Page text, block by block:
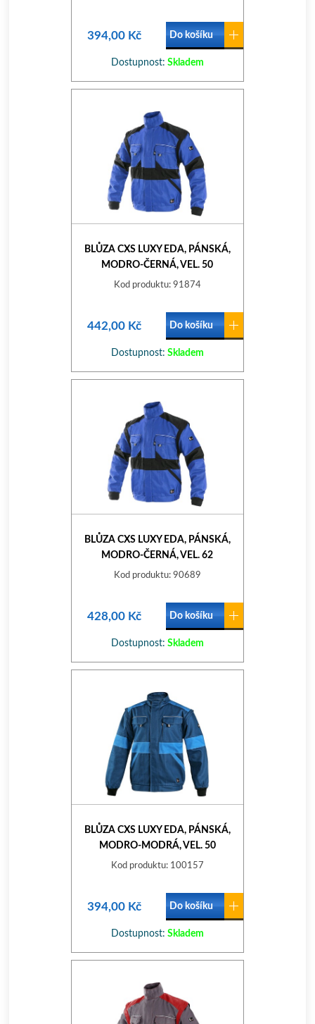
394,00 Kč Do košíku
Dostupnost: Skladem
BLŮZA CXS LUXY EDA, PÁNSKÁ,
MODRO-ČERNÁ, VEL. 50
Kod produktu: 91874
442,00 Kč Do košíku
Dostupnost: Skladem
BLŮZA CXS LUXY EDA, PÁNSKÁ,
MODRO-ČERNÁ, VEL. 62
Kod produktu: 90689
428,00 Kč Do košíku
Dostupnost: Skladem
BLŮZA CXS LUXY EDA, PÁNSKÁ,
MODRO-MODRÁ, VEL. 50
Kod produktu: 100157
394,00 Kč Do košíku
Dostupnost: Skladem